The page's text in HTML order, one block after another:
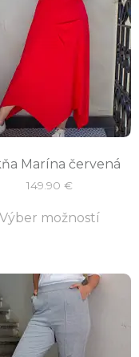
Marína červená
149.90 €
Výber možností